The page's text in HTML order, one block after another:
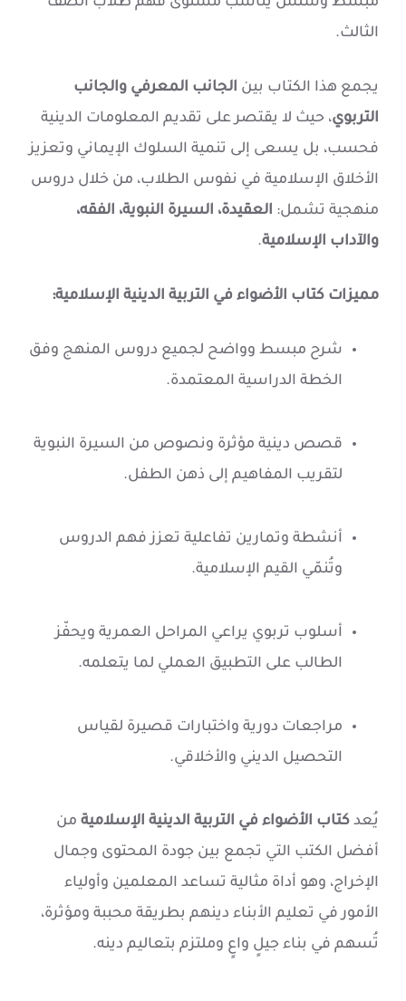
الثالث.
يجمع هذا الكتاب بين الجانب المعرفي والجانب
التربوي، حيث لا يقتصر على تقديم المعلومات الدينية
فحسب، بل يسعى إلى تنمية السلوك الإيماني وتعزيز
الأخلاق الإسلامية في نفوس الطلاب، من خلال دروس
منهجية تشمل: العقيدة، السيرة النبوية، الفقه،
والآداب الإسلامية.
مميزات كتاب الأضواء في التربية الدينية الإسلامية:
شرح مبسط وواضح لجميع دروس المنهج وفق
الخطة الدراسية المعتمدة.
قصص دينية مؤثرة ونصوص من السيرة النبوية
لتقريب المفاهيم إلى ذهن الطفل.
أنشطة وتمارين تفاعلية تعزز فهم الدروس
وتُنمّي القيم الإسلامية.
أسلوب تربوي يراعي المراحل العمرية ويحفّز
الطالب على التطبيق العملي لما يتعلمه.
مراجعات دورية واختبارات قصيرة لقياس
التحصيل الديني والأخلاقي.
يُعد كتاب الأضواء في التربية الدينية الإسلامية من
أفضل الكتب التي تجمع بين جودة المحتوى وجمال
الإخراج، وهو أداة مثالية تساعد المعلمين وأولياء
الأمور في تعليم الأبناء دينهم بطريقة محببة ومؤثرة،
تُسهم في بناء جيلٍ واعٍ وملتزم بتعاليم دينه.